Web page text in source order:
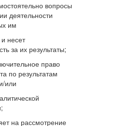
вопросы
деятельности
им
несет
за их результаты;
право
по результатам
или
на рассмотрение